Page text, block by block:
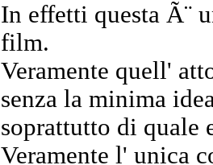
In effetti questa Ã¨
film.
Veramente quell'
senza la minima
soprattutto di quale
Veramente l' unica